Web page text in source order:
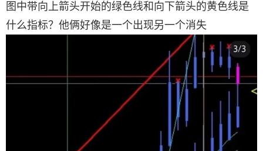
图中带向上箭头开始的绿色线和向下箭头的黄色线是
什么指标？他俩好像是一个出现另一个消失